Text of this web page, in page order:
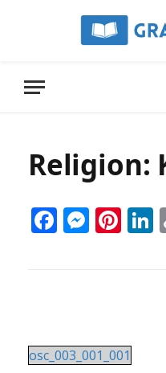
Religion:
osc_003_001_001